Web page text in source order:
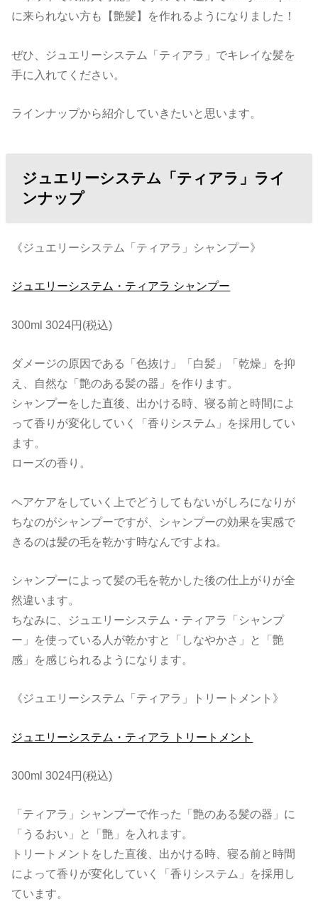
に来られない方も【艶髪】を作れるようになりました！
ぜひ、ジュエリーシステム「ティアラ」でキレイな髪を
手に入れてください。
ラインナップから紹介していきたいと思います。
ジュエリーシステム「ティアラ」ライ
ンナップ
《ジュエリーシステム「ティアラ」シャンプー》
ジュエリーシステム・ティアラ シャンプー
300ml 3024円(税込)
ダメージの原因である「色抜け」「白髪」「乾燥」を抑
え、自然な「艶のある髪の器」を作ります。
シャンプーをした直後、出かける時、寝る前と時間によ
って香りが変化していく「香りシステム」を採用してい
ます。
ローズの香り。
ヘアケアをしていく上でどうしてもないがしろになりが
ちなのがシャンプーですが、シャンプーの効果を実感で
きるのは髪の毛を乾かす時なんですよね。
シャンプーによって髪の毛を乾かした後の仕上がりが全
然違います。
ちなみに、ジュエリーシステム・ティアラ「シャンプ
ー」を使っている人が乾かすと「しなやかさ」と「艶
感」を感じられるようになります。
《ジュエリーシステム「ティアラ」トリートメント》
ジュエリーシステム・ティアラ トリートメント
300ml 3024円(税込)
「ティアラ」シャンプーで作った「艶のある髪の器」に
「うるおい」と「艶」を入れます。
トリートメントをした直後、出かける時、寝る前と時間
によって香りが変化していく「香りシステム」を採用し
ています。